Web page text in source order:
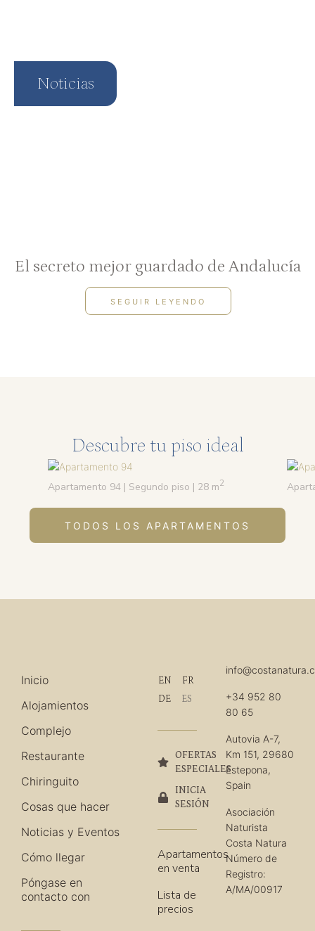
Noticias
El secreto mejor guardado de Andalucía
SEGUIR LEYENDO
Descubre tu piso ideal
Apartamento 94 | Segundo piso | 28 m2
TODOS LOS APARTAMENTOS
Inicio
Alojamientos
Complejo
Restaurante
Chiringuito
Cosas que hacer
Noticias y Eventos
Cómo llegar
Póngase en
contacto con
EN
FR
DE
ES
OFERTAS
ESPECIALES
INICIA
SESIÓN
Apartamentos
en venta
Lista de
precios
+34 952 80
80 65
Autovia A-7,
Km 151, 29680
Estepona,
Spain
Asociación
Naturista
Costa Natura
Número de
Registro:
A/MA/00917